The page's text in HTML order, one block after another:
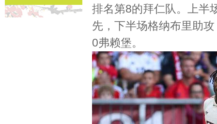
排名第8的拜仁队。上半
先，下半场格纳布里助
0弗赖堡。